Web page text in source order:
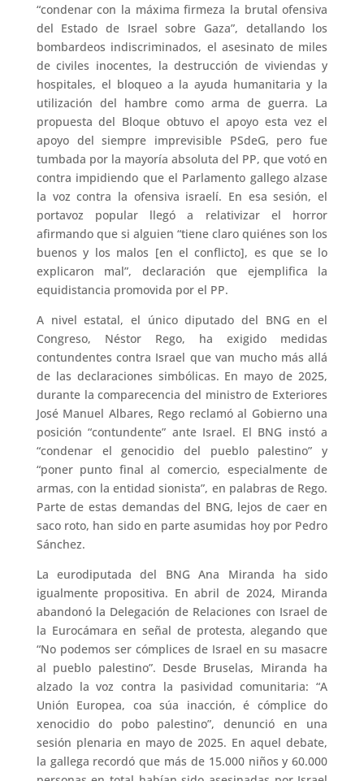
“condenar con la máxima firmeza la brutal ofensiva
del Estado de Israel sobre Gaza”, detallando los
bombardeos indiscriminados, el asesinato de miles
de civiles inocentes, la destrucción de viviendas y
hospitales, el bloqueo a la ayuda humanitaria y la
utilización del hambre como arma de guerra. La
propuesta del Bloque obtuvo el apoyo esta vez el
apoyo del siempre imprevisible PSdeG, pero fue
tumbada por la mayoría absoluta del PP, que votó en
contra impidiendo que el Parlamento gallego alzase
la voz contra la ofensiva israelí. En esa sesión, el
portavoz popular llegó a relativizar el horror
afirmando que si alguien “tiene claro quiénes son los
buenos y los malos [en el conflicto], es que se lo
explicaron mal”, declaración que ejemplifica la
equidistancia promovida por el PP.
A nivel estatal, el único diputado del BNG en el
Congreso, Néstor Rego, ha exigido medidas
contundentes contra Israel que van mucho más allá
de las declaraciones simbólicas. En mayo de 2025,
durante la comparecencia del ministro de Exteriores
José Manuel Albares, Rego reclamó al Gobierno una
posición “contundente” ante Israel. El BNG instó a
“condenar el genocidio del pueblo palestino” y
“poner punto final al comercio, especialmente de
armas, con la entidad sionista”, en palabras de Rego.
Parte de estas demandas del BNG, lejos de caer en
saco roto, han sido en parte asumidas hoy por Pedro
Sánchez.
La eurodiputada del BNG Ana Miranda ha sido
igualmente propositiva. En abril de 2024, Miranda
abandonó la Delegación de Relaciones con Israel de
la Eurocámara en señal de protesta, alegando que
“No podemos ser cómplices de Israel en su masacre
al pueblo palestino”. Desde Bruselas, Miranda ha
alzado la voz contra la pasividad comunitaria: “A
Unión Europea, coa súa inacción, é cómplice do
xenocidio do pobo palestino”, denunció en una
sesión plenaria en mayo de 2025. En aquel debate,
la gallega recordó que más de 15.000 niños y 60.000